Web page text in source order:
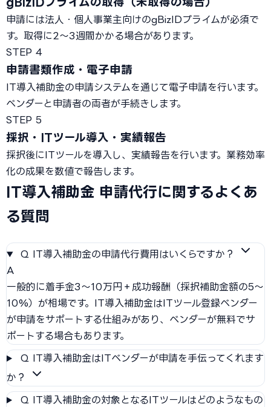
申請には法人・個人事業主向けのgBizIDプライムが必須で
す。取得に2〜3週間かかる場合があります。
STEP 4
申請書類作成・電子申請
IT導入補助金の申請システムを通じて電子申請を行います。
ベンダーと申請者の両者が手続きします。
STEP 5
採択・ITツール導入・実績報告
採択後にITツールを導入し、実績報告を行います。業務効率
化の成果を数値で報告します。
IT導入補助金 申請代行に関するよくあ
る質問
Q IT導入補助金の申請代行費用はいくらですか？
A
一般的に着手金3〜10万円＋成功報酬（採択補助金額の5〜
10%）が相場です。IT導入補助金はITツール登録ベンダー
が申請をサポートする仕組みがあり、ベンダーが無料でサ
ポートする場合もあります。
Q IT導入補助金はITベンダーが申請を手伝ってくれます
か？
Q IT導入補助金の対象となるITツールはどのようなもの